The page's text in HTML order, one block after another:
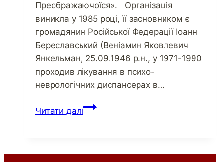
Преображаючоїся». Організація
виникла у 1985 році, її засновником є
громадянин Російської Федерації Іоанн
Береславський (Веніамин Яковлевич
Янкельман, 25.09.1946 р.н., у 1971-1990
проходив лікування в психо-
неврологічних диспансерах в…
Читати далі